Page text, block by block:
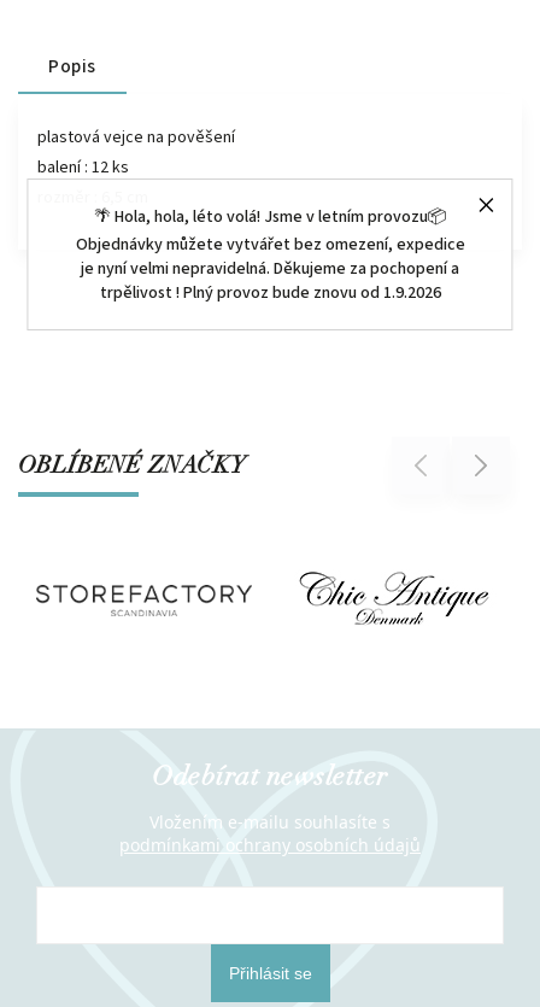
🌴 Hola, hola, léto volá! Jsme v letním provozu📦
Objednávky můžete vytvářet bez omezení, expedice
je nyní velmi nepravidelná. Děkujeme za pochopení a
trpělivost ! Plný provoz bude znovu od 1.9.2026
Popis
plastová vejce na pověšení
balení : 12 ks
OBLÍBENÉ ZNAČKY Previous Next
Odebírat newsletter
Vložením e-mailu souhlasíte s
podmínkami ochrany osobních údajů
Přihlásit se